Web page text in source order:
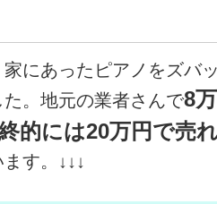
にあったピアノをズバ
。地元の業者さんで8
的には20万円で売
す。↓↓↓